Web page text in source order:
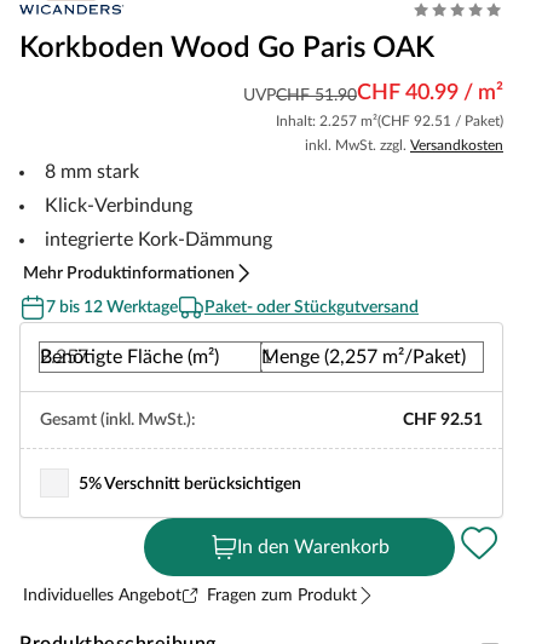
Korkboden Wood Go Paris OAK
UVPCHF 51.90CHF 40.99 / m²
Inhalt: 2.257 m²(CHF 92.51 / Paket)
inkl. MwSt. zzgl. Versandkosten
8 mm stark
Klick-Verbindung
integrierte Kork-Dämmung
Mehr Produktinformationen
7 bis 12 Werktage
Paket- oder Stückgutversand
Benötigte Fläche (m²) Menge (2,257 m²/Paket)
Gesamt (inkl. MwSt.): CHF 92.51
5% Verschnitt berücksichtigen
In den Warenkorb
Individuelles Angebot Fragen zum Produkt